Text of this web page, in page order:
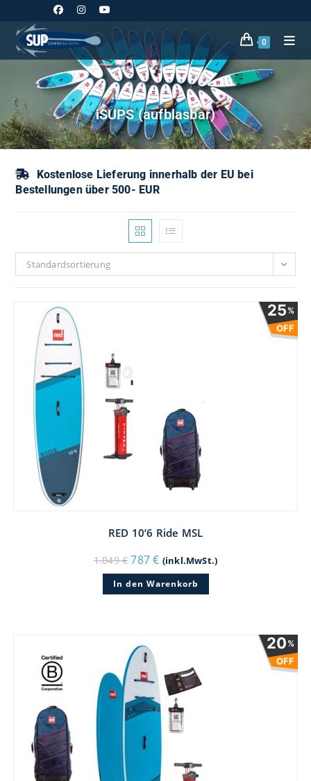
springen
0
iSUPS (aufblasbar)
Kostenlose Lieferung innerhalb der EU bei
Bestellungen über 500- EUR
Standardsortierung
25%
OFF
RED 10’6 Ride MSL
1.049€Ursprünglicher
Preis
war:
1.049 €
787€Aktueller
Preis
ist:
787 €.
(inkl.MwSt.)
In den Warenkorb
20%
OFF